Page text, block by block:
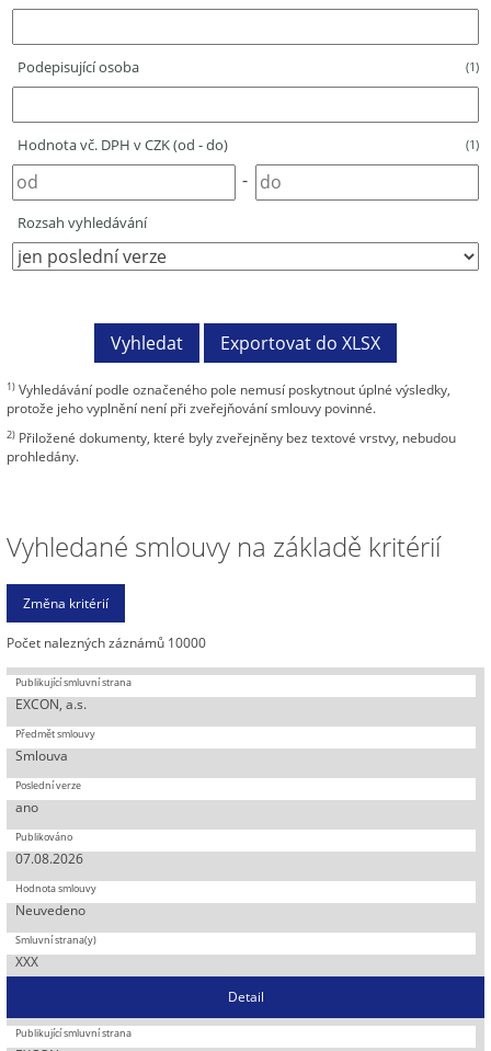
Podepisující osoba (1)
Hodnota vč. DPH v CZK (od - do) (1)
-
Rozsah vyhledávání
1) Vyhledávání podle označeného pole nemusí poskytnout úplné výsledky,
protože jeho vyplnění není při zveřejňování smlouvy povinné.
2) Přiložené dokumenty, které byly zveřejněny bez textové vrstvy, nebudou
prohledány.
Vyhledané smlouvy na základě kritérií
Počet nalezných záznámů 10000
EXCON, a.s.
Smlouva
ano
07.08.2026
Neuvedeno
XXX
Detail